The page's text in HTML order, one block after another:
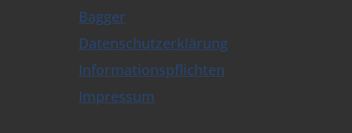
Bagger
Datenschutzerklärung
Informationspflichten
Impressum